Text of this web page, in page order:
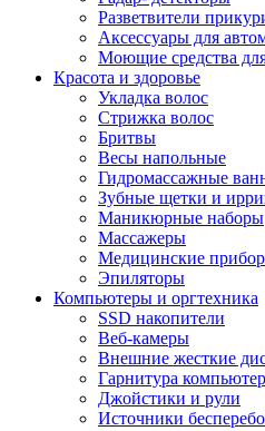
Разветвители
Аксессуары для
Моющие средства
Красота и здоровье
Укладка волос
Стрижка волос
Бритвы
Весы напольные
Гидромассажные
Зубные щетки и
Маникюрные наборы
Массажеры
Медицинские
Эпиляторы
Компьютеры и оргтехника
SSD накопители
Веб-камеры
Внешние жесткие
Гарнитура
Джойстики и рули
Источники